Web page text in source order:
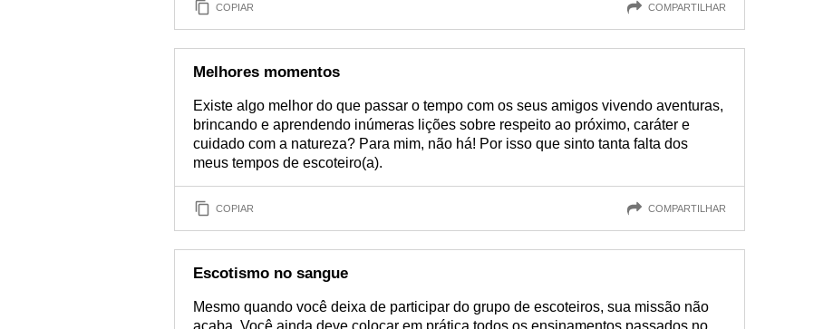
COPIAR COMPARTILHAR
Melhores momentos
Existe algo melhor do que passar o tempo com os seus amigos vivendo aventuras,
brincando e aprendendo inúmeras lições sobre respeito ao próximo, caráter e
cuidado com a natureza? Para mim, não há! Por isso que sinto tanta falta dos
meus tempos de escoteiro(a).
COPIAR COMPARTILHAR
Escotismo no sangue
Mesmo quando você deixa de participar do grupo de escoteiros, sua missão não
acaba. Você ainda deve colocar em prática todos os ensinamentos passados no